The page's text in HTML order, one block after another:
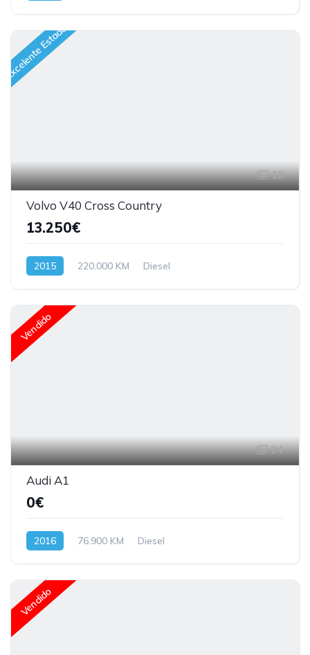
Excelente Estado
13
Volvo V40 Cross Country
13.250€
2015 220.000 KM Diesel
Vendido
24
Audi A1
0€
2016 76.900 KM Diesel
Vendido